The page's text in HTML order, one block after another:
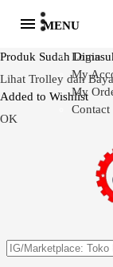
Produk Sudah
Lihat Trolley dan
Added to Wishlist
OK
MENU
Login
My
My
Contact